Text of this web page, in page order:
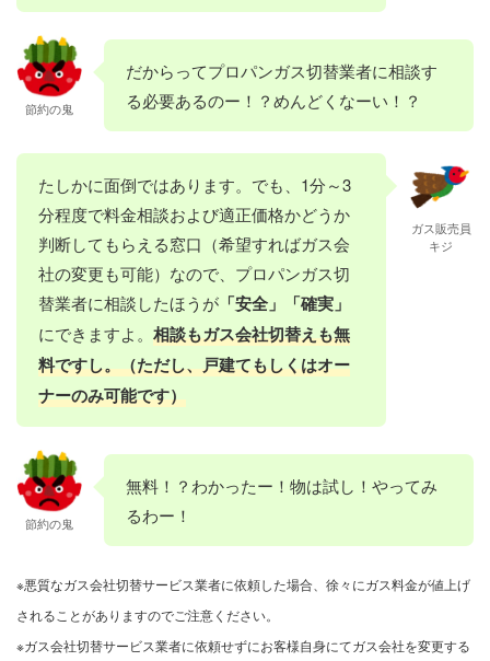
節約の鬼
だからってプロパンガス切替業者に相談す
る必要あるのー！？めんどくなーい！？
たしかに面倒ではあります。でも、1分～3
分程度で料金相談および適正価格かどうか
判断してもらえる窓口（希望すればガス会
社の変更も可能）なので、プロパンガス切
替業者に相談したほうが 「安全」「確実」
にできますよ。 相談もガス会社切替えも無
料ですし。（ただし、戸建てもしくはオー
ナーのみ可能です）
ガス販売員
キジ
節約の鬼
無料！？わかったー！物は試し！やってみ
るわー！
※悪質なガス会社切替サービス業者に依頼した場合、徐々にガス料金が値上げ
されることがありますのでご注意ください。
※ガス会社切替サービス業者に依頼せずにお客様自身にてガス会社を変更する